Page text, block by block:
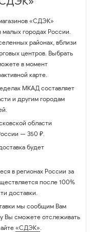
«СДЭК»
малых городах России.
районах, вблизи
центров. Выбрать
в момент
карте.
МКАД составляет
и другим городам
области
— 350 ₽.
будет
в регионах России за
после 100%
доставки.
мы сообщим Вам
Вы сможете отслеживать
«СДЭК».